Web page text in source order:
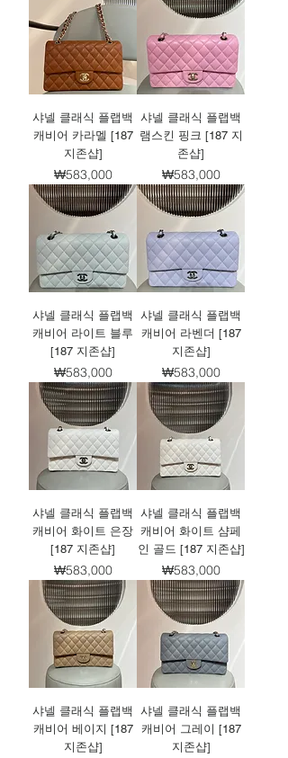
샤넬 클래식 플랩백
캐비어 카라멜 [187
지존샵]
가격
₩583,000
샤넬 클래식 플랩백
램스킨 핑크 [187 지
존샵]
가격
₩583,000
샤넬 클래식 플랩백
캐비어 라이트 블루
[187 지존샵]
가격
₩583,000
샤넬 클래식 플랩백
캐비어 라벤더 [187
지존샵]
가격
₩583,000
샤넬 클래식 플랩백
캐비어 화이트 은장
[187 지존샵]
가격
₩583,000
샤넬 클래식 플랩백
캐비어 화이트 샴페
인 골드 [187 지존샵]
가격
₩583,000
샤넬 클래식 플랩백
캐비어 베이지 [187
지존샵]
샤넬 클래식 플랩백
캐비어 그레이 [187
지존샵]